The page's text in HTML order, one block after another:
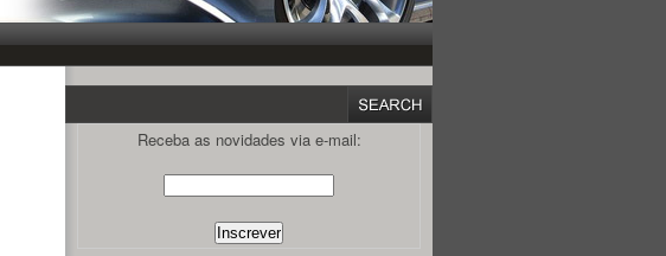
Receba as novidades via e-mail: